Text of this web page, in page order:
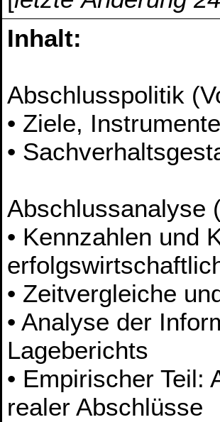
Inhalt:
Abschlusspolitik
• Ziele,
•
Abschlussanalyse
• Kennzahlen und
• Zeitvergleiche
• Analyse der
Lageberichts
• Empirischer Teil:
realer Abschlüsse